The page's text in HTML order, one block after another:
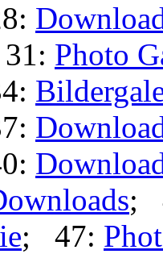
Photo
;
; 47: